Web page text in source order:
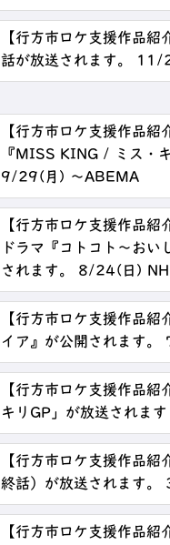
【行方市ロケ支援作品
話が放送されます。
【行方市ロケ支援作品
『MISS KING / ミス・
9/29(月) ～ABEMA
【行方市ロケ支援作品
ドラマ『コトコト～お
されます。 8/24(日)
【行方市ロケ支援作品
イア』が公開されます
【行方市ロケ支援作品
キリGP」が放送され
【行方市ロケ支援作品
終話）が放送されます
【行方市ロケ支援作品